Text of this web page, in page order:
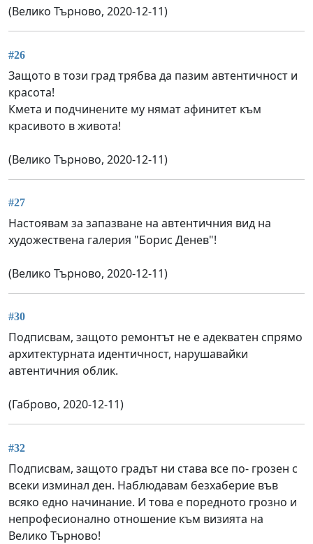
(Велико Търново, 2020-12-11)
#26
Защото в този град трябва да пазим автентичност и
красота!
Кмета и подчинените му нямат афинитет към
красивото в живота!
(Велико Търново, 2020-12-11)
#27
Настоявам за запазване на автентичния вид на
художествена галерия "Борис Денев"!
(Велико Търново, 2020-12-11)
#30
Подписвам, защото ремонтът не е адекватен спрямо
архитектурната идентичност, нарушавайки
автентичния облик.
(Габрово, 2020-12-11)
#32
Подписвам, защото градът ни става все по- грозен с
всеки изминал ден. Наблюдавам безхаберие във
всяко едно начинание. И това е поредното грозно и
непрофесионално отношение към визията на
Велико Търново!